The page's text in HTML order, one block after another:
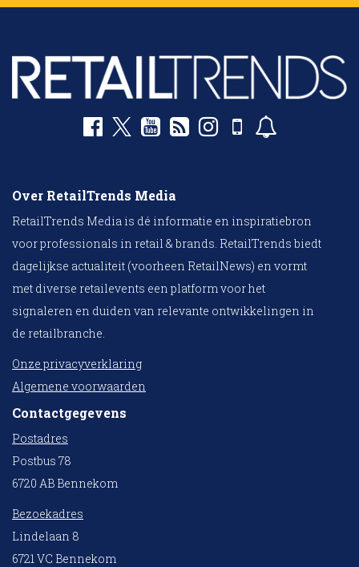
Over RetailTrends Media
RetailTrends Media is dé informatie en inspiratiebron
voor professionals in retail & brands. RetailTrends biedt
dagelijkse actualiteit (voorheen RetailNews) en vormt
met diverse retailevents een platform voor het
signaleren en duiden van relevante ontwikkelingen in
de retailbranche.
Onze privacyverklaring
Algemene voorwaarden
Contactgegevens
Postadres
Postbus 78
6720 AB Bennekom
Bezoekadres
Lindelaan 8
6721 VC Bennekom